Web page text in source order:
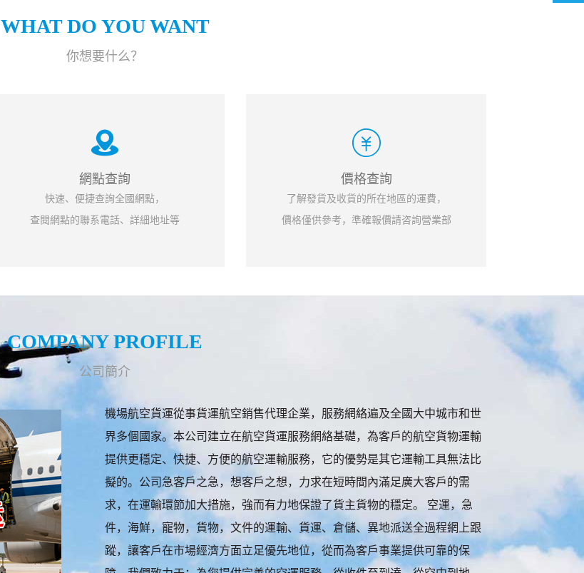
WHAT DO YOU WANT
你想要什么？
網點查詢
快速、便捷查詢全國網點，
查閱網點的聯系電話、詳細地址等
價格查詢
了解發貨及收貨的所在地區的運費，
價格僅供參考，準確報價請咨詢營業部
COMPANY PROFILE
公司簡介
機場航空貨運從事貨運航空銷售代理企業，服務網絡遍及全國大中城市和世
界多個國家。本公司建立在航空貨運服務網絡基礎，為客戶的航空貨物運輸
提供更穩定、快捷、方便的航空運輸服務，它的優勢是其它運輸工具無法比
擬的。公司急客戶之急，想客戶之想，力求在短時間內滿足廣大客戶的需
求，在運輸環節加大措施，強而有力地保證了貨主貨物的穩定。 空運，急
件，海鮮，寵物，貨物，文件的運輸、貨運、倉儲、異地派送全過程網上跟
蹤，讓客戶在市場經濟方面立足優先地位，從而為客戶事業提供可靠的保